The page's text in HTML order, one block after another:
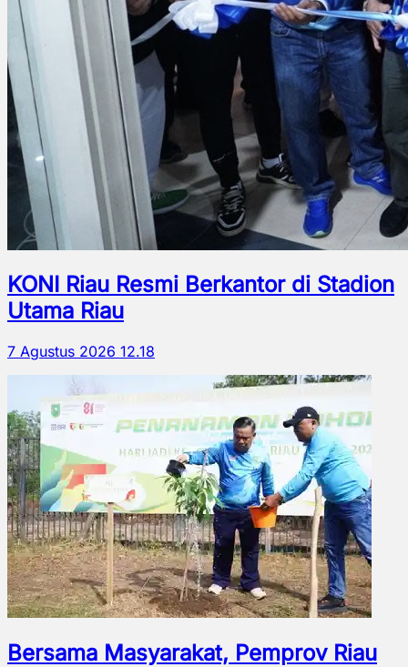
KONI Riau Resmi Berkantor di Stadion
Utama Riau
7 Agustus 2026 12.18
Bersama Masyarakat, Pemprov Riau